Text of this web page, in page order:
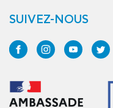
SUIVEZ-NOUS